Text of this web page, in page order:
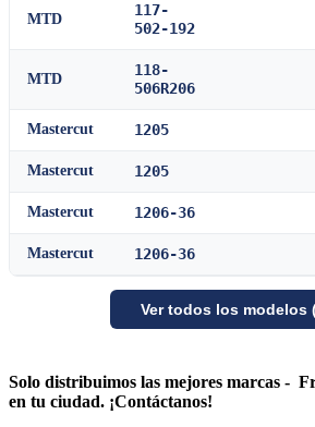
MTD
117-
502-192
MTD
118-
506R206
Mastercut 1205
Mastercut 1205
Mastercut 1206-36
Mastercut 1206-36
Ver todos los modelos
Solo distribuimos las mejores marcas -
en tu ciudad. ¡Contáctanos!